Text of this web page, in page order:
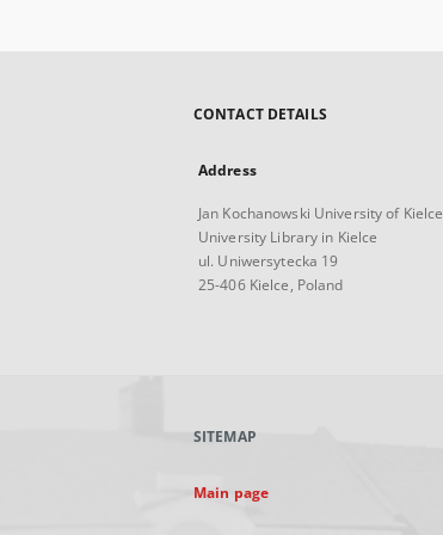
CONTACT DETAILS
Address
Jan Kochanowski University of Kielce
University Library in Kielce
ul. Uniwersytecka 19
25-406 Kielce, Poland
SITEMAP
Main page